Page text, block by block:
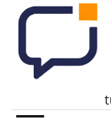
Skip
content